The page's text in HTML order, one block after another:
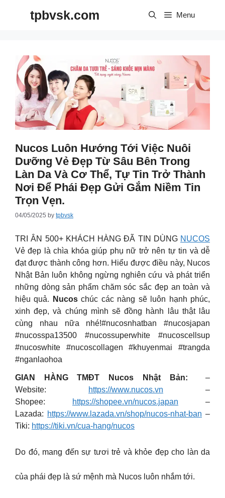
tpbvsk.com Menu
Nucos Luôn Hướng Tới Việc Nuôi
Dưỡng Vẻ Đẹp Từ Sâu Bên Trong
Làn Da Và Cơ Thể, Tự Tin Trở Thành
Nơi Để Phái Đẹp Gửi Gắm Niềm Tin
Trọn Vẹn.
04/05/2025 by tpbvsk
TRI ÂN 500+ KHÁCH HÀNG ĐÃ TIN DÙNG NUCOS
Vẻ đẹp là chìa khóa giúp phụ nữ trở nên tự tin và dễ
đạt được thành công hơn. Hiểu được điều này, Nucos
Nhật Bản luôn không ngừng nghiên cứu và phát triển
những dòng sản phẩm chăm sóc sắc đẹp an toàn và
hiệu quả.
Nucoschúc các nàng sẽ luôn hạnh phúc,
xinh đẹp, và chúng mình sẽ đồng hành lâu thật lâu
cùng nhau nữa nhé!#nucosnhatban #nucosjapan
#nucosspa13500 #nucossuperwhite #nucoscellsup
#nucoswhite #nucoscollagen #khuyenmai #trangda
#nganlaohoa
GIAN HÀNG TMĐT Nucos Nhật Bản:
–
Website:
https://www.nucos.vn –
Shopee:
https://shopee.vn/nucos.japan –
Lazada: https://www.lazada.vn/shop/nucos-nhat-ban –
Tiki: https://tiki.vn/cua-hang/nucos
Do đó, mang đến sự tươi trẻ và khỏe đẹp cho làn da
của phái đẹp là sứ mệnh mà Nucos luôn nhắm tới.